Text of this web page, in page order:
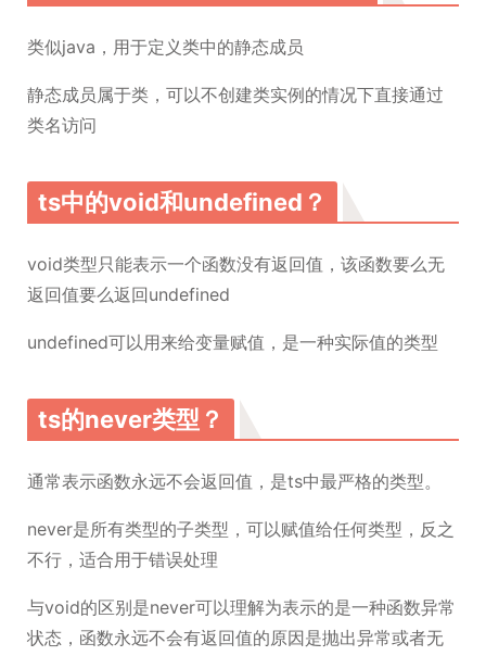
类似java，用于定义类中的静态成员
静态成员属于类，可以不创建类实例的情况下直接通过
类名访问
ts中的void和undefined？
void类型只能表示一个函数没有返回值，该函数要么无
返回值要么返回undefined
undefined可以用来给变量赋值，是一种实际值的类型
ts的never类型？
通常表示函数永远不会返回值，是ts中最严格的类型。
never是所有类型的子类型，可以赋值给任何类型，反之
不行，适合用于错误处理
与void的区别是never可以理解为表示的是一种函数异常
状态，函数永远不会有返回值的原因是抛出异常或者无